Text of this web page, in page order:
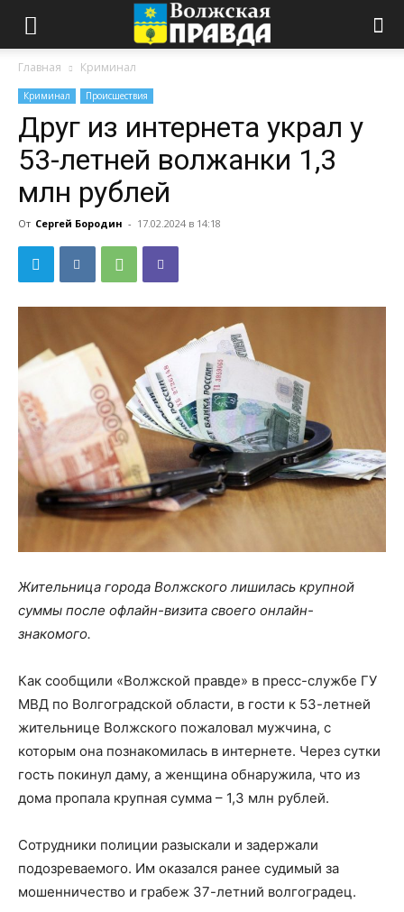
Главная Криминал
Криминал Происшествия
Друг из интернета украл у
53-летней волжанки 1,3
млн рублей
От Сергей Бородин - 17.02.2024 в 14:18
Жительница города Волжского лишилась крупной
суммы после офлайн-визита своего онлайн-
знакомого.
Как сообщили «Волжской правде» в пресс-службе ГУ
МВД по Волгоградской области, в гости к 53-летней
жительнице Волжского пожаловал мужчина, с
которым она познакомилась в интернете. Через сутки
гость покинул даму, а женщина обнаружила, что из
дома пропала крупная сумма – 1,3 млн рублей.
Сотрудники полиции разыскали и задержали
подозреваемого. Им оказался ранее судимый за
мошенничество и грабеж 37-летний волгоградец.